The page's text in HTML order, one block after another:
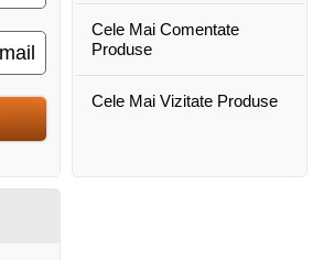
Cele Mai Comentate
Produse
Cele Mai Vizitate Produse